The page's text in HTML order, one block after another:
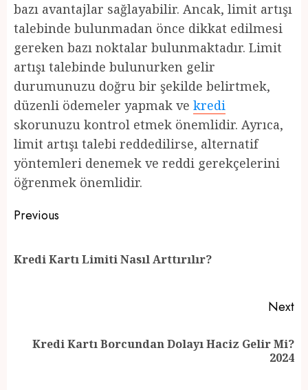
bazı avantajlar sağlayabilir. Ancak, limit artışı
talebinde bulunmadan önce dikkat edilmesi
gereken bazı noktalar bulunmaktadır. Limit
artışı talebinde bulunurken gelir
durumunuzu doğru bir şekilde belirtmek,
düzenli ödemeler yapmak ve kredi
skorunuzu kontrol etmek önemlidir. Ayrıca,
limit artışı talebi reddedilirse, alternatif
yöntemleri denemek ve reddi gerekçelerini
öğrenmek önemlidir.
Post
Previous
Kredi Kartı Limiti Nasıl Arttırılır?
Next
NextKredi Kartı Borcundan Dolayı Haciz Gelir Mi?
2024